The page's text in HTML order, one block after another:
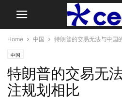
Home 中国 特朗普的交易无法与中国
中国
特朗普的交易无
注规划相比